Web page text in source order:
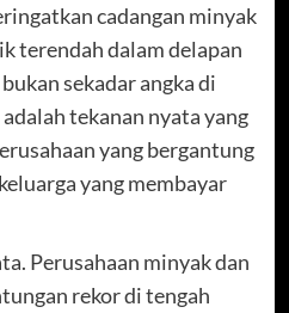
cadangan minyak
terendah dalam delapan
sekadar angka di
tekanan nyata yang
yang bergantung
yang membayar
Perusahaan minyak dan
rekor di tengah